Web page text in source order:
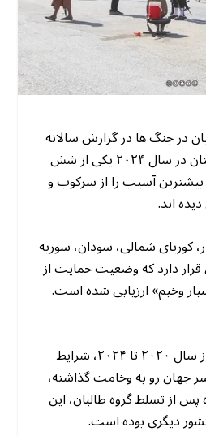
در جنگ ها در گزارش سالانه
خود اعلام کرد که افغانستان در سال ۲۰۲۴ یکی از شش
آسیب را از سرکوب و
اند.
کوریای شمالی، سودان، سوریه
دارد که وضعیت حمایت از
وخیم» ارزیابی شده است.
این مرکز گفته است که از سال ۲۰۲۰ تا ۲۰۲۴، شرایط
جهان رو به وخامت گذاشته،
پس از تسلط گروه طالبان، این
دیگری بوده است.